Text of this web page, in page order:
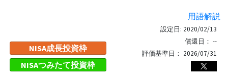
用語解説
NISA成長投資枠
NISAつみたて投資枠
設定日: 2020/02/13
償還日： --
評価基準日： 2026/07/31